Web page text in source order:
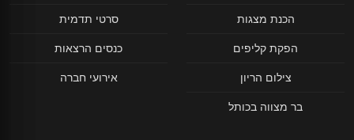
הכנת מצגות
הפקת קליפים
צילום הריון
בר מצווה בכותל
סרטי תדמית
כנסים הרצאות
אירועי חברה